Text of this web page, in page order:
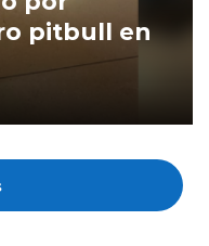
pitbull en